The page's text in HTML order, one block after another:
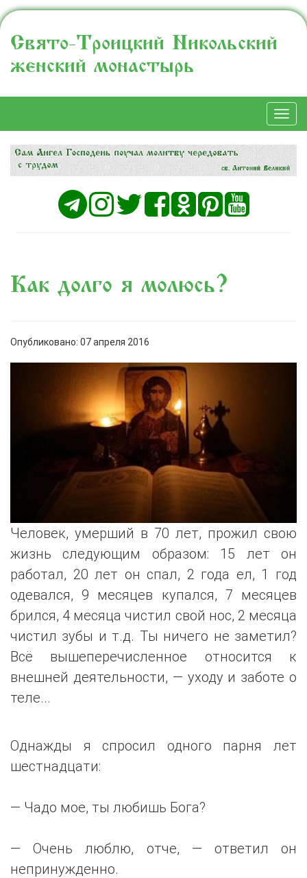
Свято-Троицкий Никольский
женский монастырь
Как долго я молюсь?
Опубликовано: 07 апреля 2016
Человек, умерший в 70 лет, прожил свою
жизнь следующим образом: 15 лет он
работал, 20 лет он спал, 2 года ел, 1 год
одевался, 9 месяцев купался, 7 месяцев
брился, 4 месяца чистил свой нос, 2 месяца
чистил зубы и т.д. Ты ничего не заметил?
Всё вышеперечисленное относится к
внешней деятельности, — уходу и заботе о
теле...
Однажды я спросил одного парня лет
шестнадцати:
— Чадо мое, ты любишь Бога?
— Очень люблю, отче, — ответил он
непринужденно.